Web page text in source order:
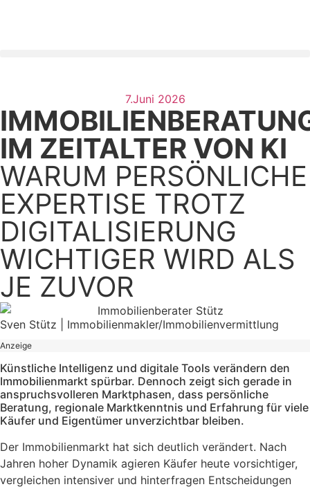
7.Juni 2026
IM ZEITALTER VON KI
WARUM PERSÖNLICHE
EXPERTISE TROTZ
DIGITALISIERUNG
WICHTIGER WIRD ALS
JE ZUVOR
Sven Stütz | Immobilienmakler/Immobilienvermittlung
Anzeige
Künstliche Intelligenz und digitale Tools verändern den
Immobilienmarkt spürbar. Dennoch zeigt sich gerade in
anspruchsvolleren Marktphasen, dass persönliche
Beratung, regionale Marktkenntnis und Erfahrung für viele
Käufer und Eigentümer unverzichtbar bleiben.
Der Immobilienmarkt hat sich deutlich verändert. Nach
Jahren hoher Dynamik agieren Käufer heute vorsichtiger,
vergleichen intensiver und hinterfragen Entscheidungen